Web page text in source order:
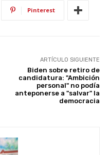
Pinterest
ARTÍCULO SIGUIENTE
Biden sobre retiro de
candidatura: "Ambición
personal" no podía
anteponerse a "salvar" la
democracia